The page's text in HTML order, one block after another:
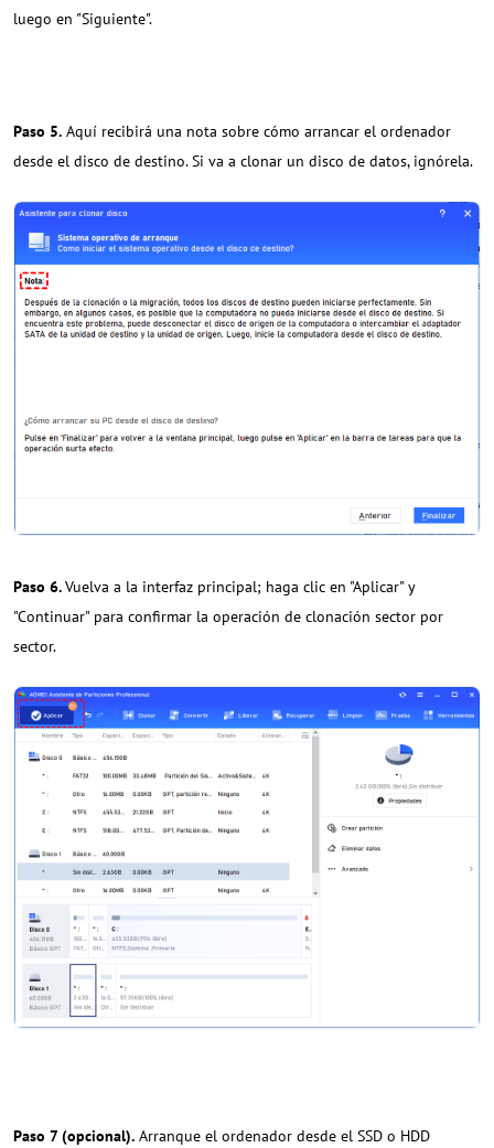
luego en "Siguiente".
Paso 5. Aquí recibirá una nota sobre cómo arrancar el ordenador
desde el disco de destino. Si va a clonar un disco de datos, ignórela.
Paso 6.Vuelva a la interfaz principal; haga clic en "Aplicar" y
"Continuar" para confirmar la operación de clonación sector por
sector.
Paso 7 (opcional). Arranque el ordenador desde el SSD o HDD